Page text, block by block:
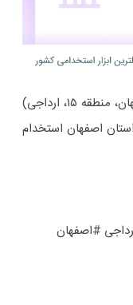
یک مجموعه معتبر در استان اصفهان (اصفهان، منطقه ۱۵، ارداجی)
اصفهان استخدام